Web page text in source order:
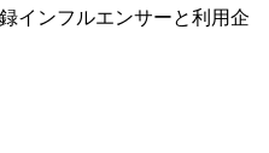
インフルエンサーと利用企